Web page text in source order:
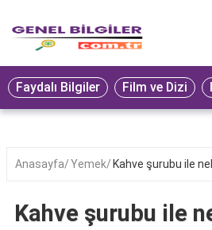
Eğitim
Ekonomi
Seyahat
Oyun
Faydalı Bilgiler Film ve Dizi
Anasayfa Yemek Kahve şurubu ile
Kahve şurubu ile